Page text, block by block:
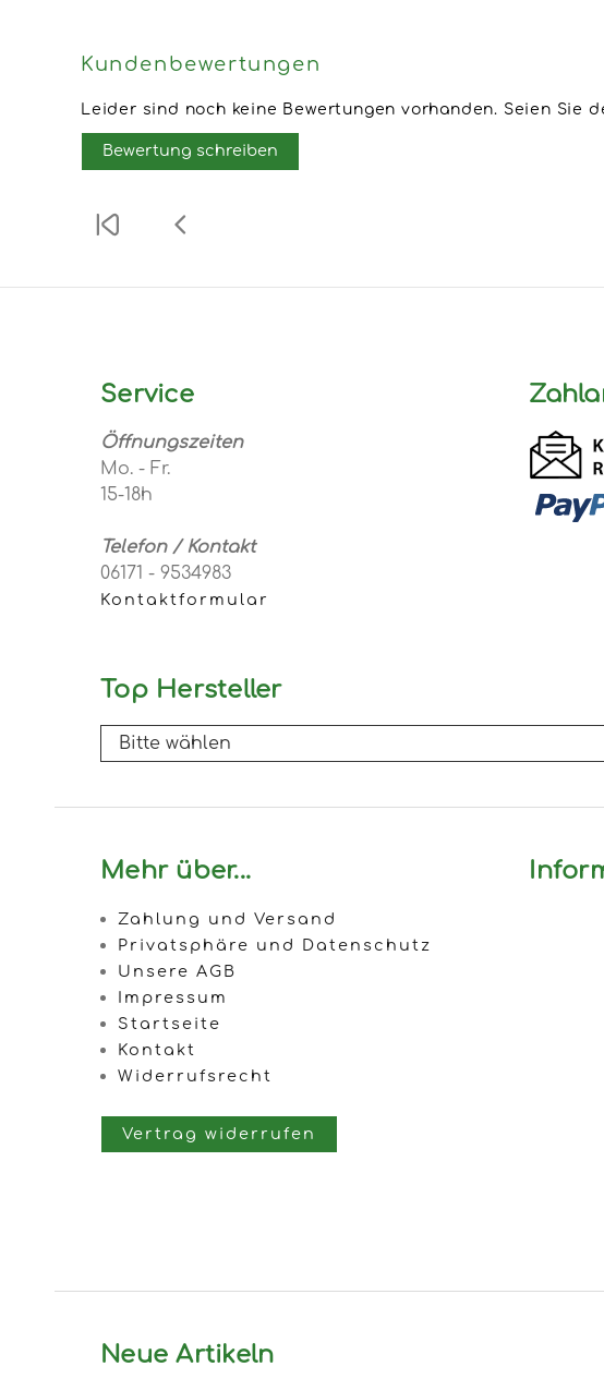
Kundenbewertungen
Leider sind noch keine Bewertungen vorhanden. Seien Sie
Bewertung schreiben
Service
Öffnungszeiten
Mo. - Fr.
15-18h
Telefon / Kontakt
06171 - 9534983
Kontaktformular
Top Hersteller
Mehr über...
Zahlung und Versand
Privatsphäre und Datenschutz
Unsere AGB
Impressum
Startseite
Kontakt
Widerrufsrecht
Vertrag widerrufen
Neue Artikeln